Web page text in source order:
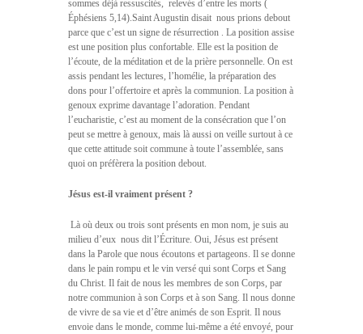
sommes déjà ressuscités,  relevés d’entre les morts (
Éphésiens 5,14).Saint Augustin disait  nous prions debout
parce que c’est un signe de résurrection . La position assise
est une position plus confortable. Elle est la position de
l’écoute, de la méditation et de la prière personnelle. On est
assis pendant les lectures, l’homélie, la préparation des
dons pour l’offertoire et après la communion. La position à
genoux exprime davantage l’adoration. Pendant
l’eucharistie, c’est au moment de la consécration que l’on
peut se mettre à genoux, mais là aussi on veille surtout à ce
que cette attitude soit commune à toute l’assemblée, sans
quoi on préfèrera la position debout.
Jésus est-il vraiment présent ?
 Là où deux ou trois sont présents en mon nom, je suis au
milieu d’eux  nous dit l’Écriture. Oui, Jésus est présent
dans la Parole que nous écoutons et partageons. Il se donne
dans le pain rompu et le vin versé qui sont Corps et Sang
du Christ. Il fait de nous les membres de son Corps, par
notre communion à son Corps et à son Sang. Il nous donne
de vivre de sa vie et d’être animés de son Esprit. Il nous
envoie dans le monde, comme lui-même a été envoyé, pour